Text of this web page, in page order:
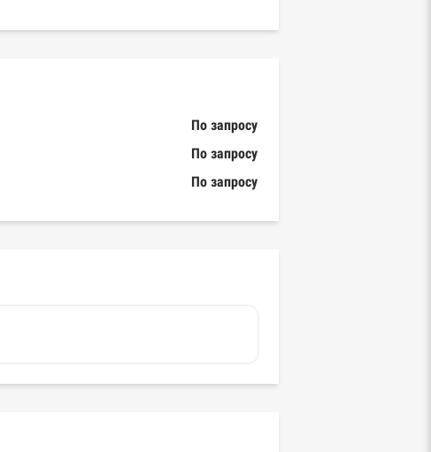
По запросу
По запросу
По запросу